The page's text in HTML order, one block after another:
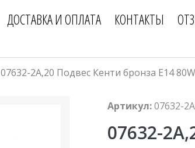
ДОСТАВКА И ОПЛАТА КОНТАКТЫ
07632-2A,20 Подвес Кенти бронза E14 80W
Артикул:07632-
07632-